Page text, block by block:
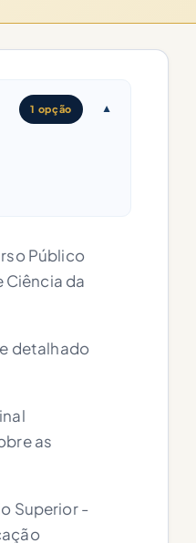
1 opção
Público
Ciência da
detalhado
as
Superior -